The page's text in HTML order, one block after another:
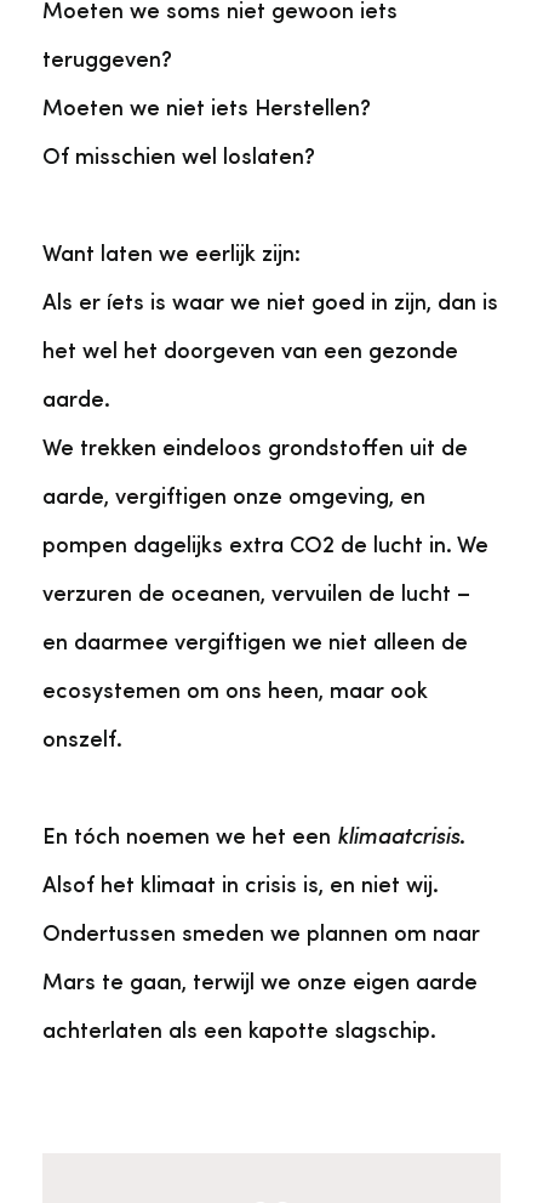
Moeten we soms niet gewoon iets
teruggeven?
Moeten we niet iets Herstellen?
Of misschien wel loslaten?
Want laten we eerlijk zijn:
Als er íets is waar we niet goed in zijn, dan is
het wel het doorgeven van een gezonde
aarde.
We trekken eindeloos grondstoffen uit de
aarde, vergiftigen onze omgeving, en
pompen dagelijks extra CO2 de lucht in. We
verzuren de oceanen, vervuilen de lucht –
en daarmee vergiftigen we niet alleen de
ecosystemen om ons heen, maar ook
onszelf.
En tóch noemen we het een klimaatcrisis.
Alsof het klimaat in crisis is, en niet wij.
Ondertussen smeden we plannen om naar
Mars te gaan, terwijl we onze eigen aarde
achterlaten als een kapotte slagschip.